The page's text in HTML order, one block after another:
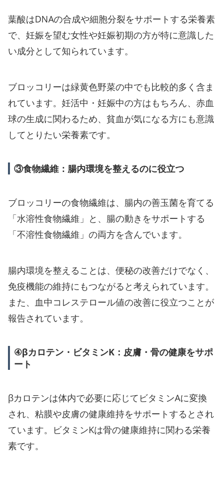
葉酸はDNAの合成や細胞分裂をサポートする栄養素
で、妊娠を望む女性や妊娠初期の方が特に意識した
い成分として知られています。
ブロッコリーは緑黄色野菜の中でも比較的多く含ま
れています。妊活中・妊娠中の方はもちろん、赤血
球の生成に関わるため、貧血が気になる方にも意識
してとりたい栄養素です。
③食物繊維：腸内環境を整えるのに役立つ
ブロッコリーの食物繊維は、腸内の善玉菌を育てる
「水溶性食物繊維」と、腸の動きをサポートする
「不溶性食物繊維」の両方を含んでいます。
腸内環境を整えることは、便秘の改善だけでなく、
免疫機能の維持にもつながると考えられています。
また、血中コレステロール値の改善に役立つことが
報告されています。
④βカロテン・ビタミンK：皮膚・骨の健康をサポ
ート
βカロテンは体内で必要に応じてビタミンAに変換
され、粘膜や皮膚の健康維持をサポートするとされ
ています。ビタミンKは骨の健康維持に関わる栄養
素です。